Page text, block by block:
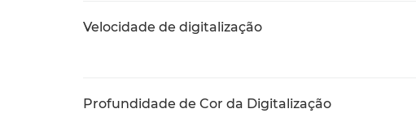
Velocidade de digitalização
Profundidade de Cor da Digitalização